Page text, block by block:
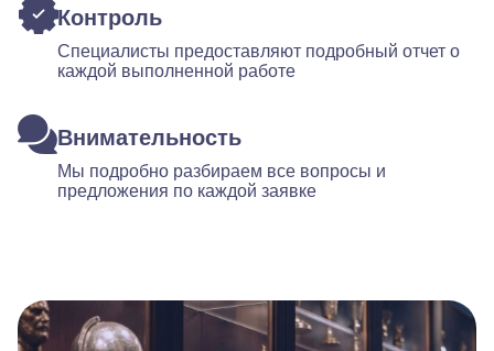
Контроль
Специалисты предоставляют подробный отчет о
каждой выполненной работе
Внимательность
Мы подробно разбираем все вопросы и
предложения по каждой заявке